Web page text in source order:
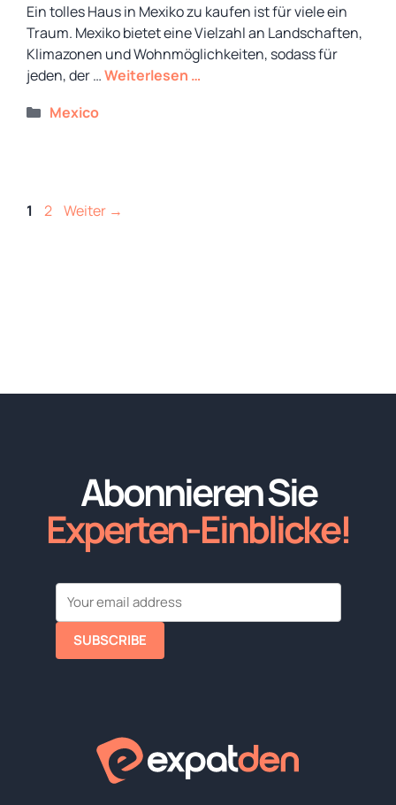
Ein tolles Haus in Mexiko zu kaufen ist für viele ein
Traum. Mexiko bietet eine Vielzahl an Landschaften,
Klimazonen und Wohnmöglichkeiten, sodass für
jeden, der …Weiterlesen …
Kategorien
Mexico
Seite
1 Seite
2 Weiter →
Abonnieren Sie
Experten-Einblicke!
SUBSCRIBE